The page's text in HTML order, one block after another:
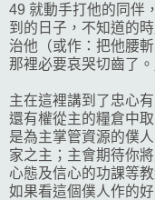
49 就動手打他的同伴
到的日子，不知道的
治他（或作：把他腰
那裡必要哀哭切齒
主在這裡講到了忠心
還有權從主的糧倉中
是為主掌管資源的僕
家之主；主會期待你
心態及信心的功課等
如果看這個僕人作的